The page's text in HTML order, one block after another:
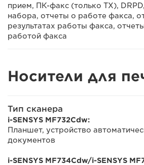
прием, ПК-факс (только TX),
набора, отчеты о работе факса,
результатах работы факса,
работой факса
Носители для
Тип сканера
i-SENSYS MF732Cdw:
Планшет, устройство
документов
i-SENSYS MF734Cdw/i-SENSYS